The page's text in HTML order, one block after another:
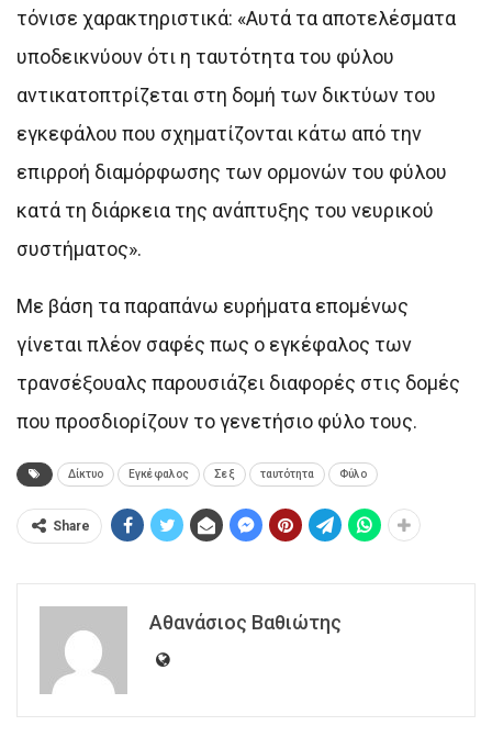
τόνισε χαρακτηριστικά: «Αυτά τα αποτελέσματα
υποδεικνύουν ότι η ταυτότητα του φύλου
αντικατοπτρίζεται στη δομή των δικτύων του
εγκεφάλου που σχηματίζονται κάτω από την
επιρροή διαμόρφωσης των ορμονών του φύλου
κατά τη διάρκεια της ανάπτυξης του νευρικού
συστήματος».
Mε βάση τα παραπάνω ευρήματα επομένως
γίνεται πλέον σαφές πως ο εγκέφαλος των
τρανσέξουαλς παρουσιάζει διαφορές στις δομές
που προσδιορίζουν το γενετήσιο φύλο τους.
Δίκτυο Εγκέφαλος Σεξ ταυτότητα Φύλο
Share
Αθανάσιος Βαθιώτης